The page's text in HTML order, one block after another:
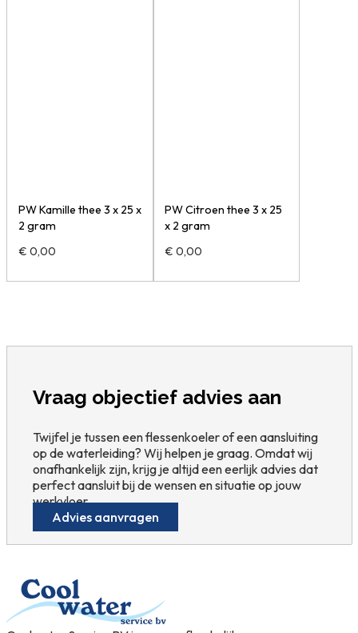
PW Kamille thee 3 x 25 x
2 gram
€ 0,00
PW Citroen thee 3 x 25
x 2 gram
€ 0,00
Vraag objectief advies aan
Twijfel je tussen een flessenkoeler of een aansluiting
op de waterleiding? Wij helpen je graag. Omdat wij
onafhankelijk zijn, krijg je altijd een eerlijk advies dat
perfect aansluit bij de wensen en situatie op jouw
werkvloer.
Advies aanvragen